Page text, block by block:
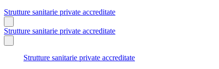
Strutture sanitarie private accreditate
Strutture sanitarie private accreditate
Strutture sanitarie private accreditate